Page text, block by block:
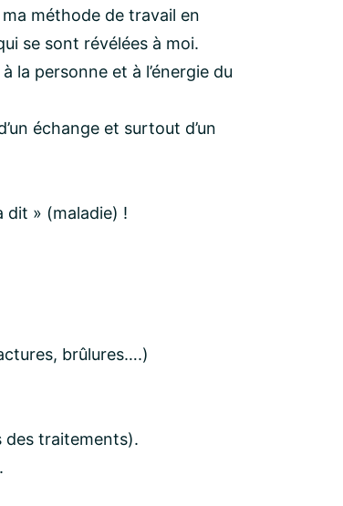
méthode de travail en
se sont révélées à moi.
la personne et à l’énergie du
échange et surtout d’un
dit » (maladie) !
brûlures….)
des traitements).